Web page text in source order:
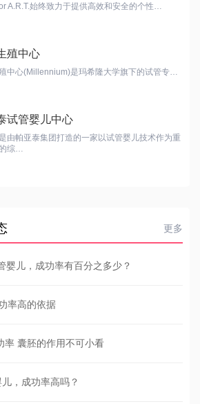
A.R.T.始终致力于提供高效和安全的个性…
殖中心
中心(Millennium)是玛希隆大学旗下的试管专…
试管婴儿中心
由帕亚泰集团打造的一家以试管婴儿技术作为重
综…
更多
婴儿，成功率有百分之多少？
率高的依据
率 囊胚的作用不可小看
，成功率高吗？